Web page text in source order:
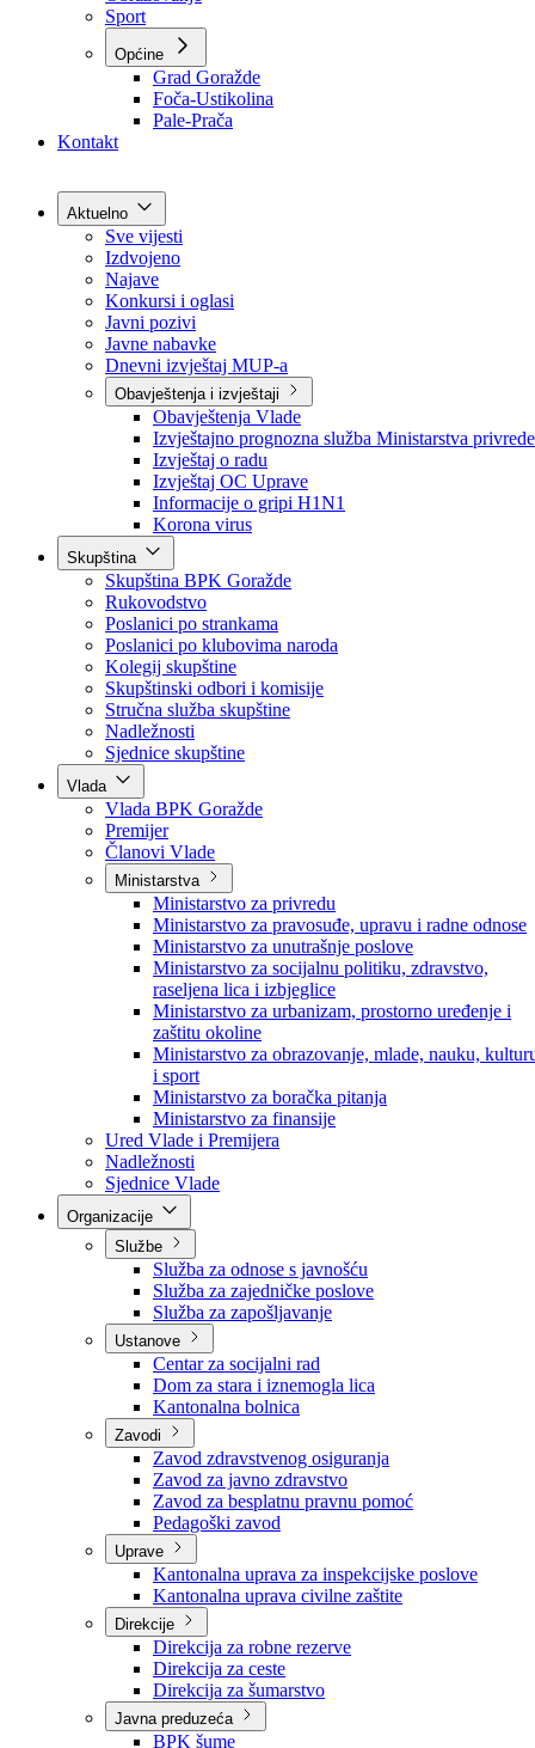
Privreda
Turizam
Obrazovanje
Sport
Općine
Kontakt
Aktuelno
Sve vijesti
Izdvojeno
Najave
Konkursi i oglasi
Javni pozivi
Javne nabavke
Dnevni izvještaj MUP-a
Obavještenja i izvještaji
Obavještenja Vlade
Izvještajno prognozna služba Ministarstva privrede
Izvještaj o radu
Izvještaj OC Uprave
Informacije o gripi H1N1
Korona virus
Skupština
Skupština BPK Goražde
Rukovodstvo
Poslanici po strankama
Poslanici po klubovima naroda
Kolegij skupštine
Skupštinski odbori i komisije
Stručna služba skupštine
Nadležnosti
Sjednice skupštine
Vlada
Vlada BPK Goražde
Premijer
Članovi Vlade
Ministarstva
Ministarstvo za privredu
Ministarstvo za pravosuđe, upravu i radne odnose
Ministarstvo za unutrašnje poslove
Ministarstvo za socijalnu politiku, zdravstvo,
raseljena lica i izbjeglice
Ministarstvo za urbanizam, prostorno uređenje i
zaštitu okoline
Ministarstvo za obrazovanje, mlade, nauku,
i sport
Ministarstvo za boračka pitanja
Ministarstvo za finansije
Ured Vlade i Premijera
Nadležnosti
Sjednice Vlade
Službe
Služba za odnose s javnošću
Služba za zajedničke poslove
Služba za zapošljavanje
Ustanove
Centar za socijalni rad
Dom za stara i iznemogla lica
Kantonalna bolnica
Zavodi
Zavod zdravstvenog osiguranja
Zavod za javno zdravstvo
Zavod za besplatnu pravnu pomoć
Pedagoški zavod
Uprave
Kantonalna uprava za inspekcijske poslove
Kantonalna uprava civilne zaštite
Direkcije
Direkcija za robne rezerve
Direkcija za ceste